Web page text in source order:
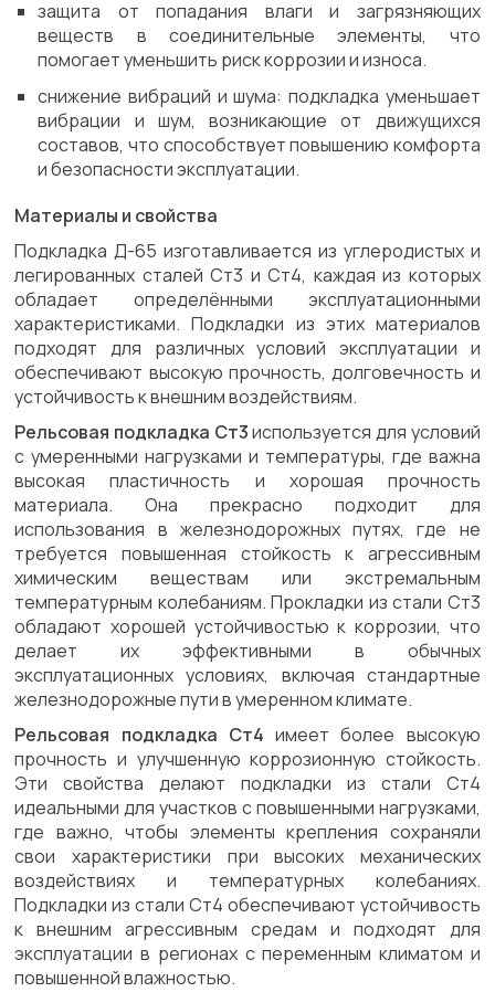
защита от попадания влаги и загрязняющих
веществ в соединительные элементы, что
помогает уменьшить риск коррозии и износа.
снижение вибраций и шума: подкладка уменьшает
вибрации и шум, возникающие от движущихся
составов, что способствует повышению комфорта
и безопасности эксплуатации.
Материалы и свойства
Подкладка Д-65 изготавливается из углеродистых и
легированных сталей Ст3 и Ст4, каждая из которых
обладает определёнными эксплуатационными
характеристиками. Подкладки из этих материалов
подходят для различных условий эксплуатации и
обеспечивают высокую прочность, долговечность и
устойчивость к внешним воздействиям.
Рельсовая подкладка Ст3используется для условий
с умеренными нагрузками и температуры, где важна
высокая пластичность и хорошая прочность
материала. Она прекрасно подходит для
использования в железнодорожных путях, где не
требуется повышенная стойкость к агрессивным
химическим веществам или экстремальным
температурным колебаниям. Прокладки из стали Ст3
обладают хорошей устойчивостью к коррозии, что
делает их эффективными в обычных
эксплуатационных условиях, включая стандартные
железнодорожные пути в умеренном климате.
Рельсовая подкладка Ст4 имеет более высокую
прочность и улучшенную коррозионную стойкость.
Эти свойства делают подкладки из стали Ст4
идеальными для участков с повышенными нагрузками,
где важно, чтобы элементы крепления сохраняли
свои характеристики при высоких механических
воздействиях и температурных колебаниях.
Подкладки из стали Ст4 обеспечивают устойчивость
к внешним агрессивным средам и подходят для
эксплуатации в регионах с переменным климатом и
повышенной влажностью.